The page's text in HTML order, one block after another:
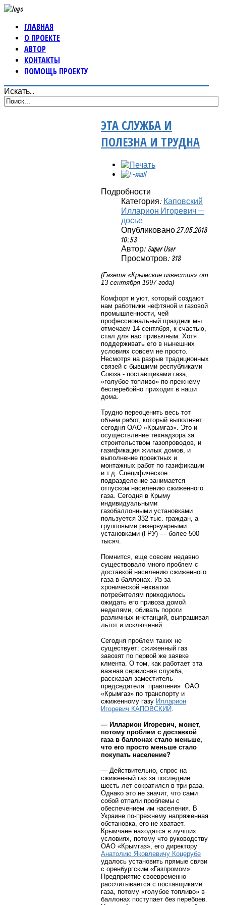
ГЛАВНАЯ
О ПРОЕКТЕ
АВТОР
КОНТАКТЫ
ПОМОЩЬ ПРОЕКТУ
Искать...
ЭТА СЛУЖБА И
ПОЛЕЗНА И ТРУДНА
Подробности
Категория: Каповский
Илларион Игоревич —
досье
Опубликовано 27.05.2018
10:53
Автор: Super User
Просмотров: 318
(Газета «Крымские известия» от
13 сентября 1997 года)
Комфорт и уют, который создают
нам работники нефтяной и газовой
промышленности, чей
профессиональный праздник мы
отмечаем 14 сентября, к счастью,
стал для нас привычным. Хотя
поддерживать его в нынешних
условиях совсем не просто.
Несмотря на разрыв традиционных
связей с бывшими республиками
Союза - поставщиками газа,
«голубое топливо» по-прежнему
бесперебойно приходит в наши
дома.
Трудно переоценить весь тот
объем работ, который выполняет
сегодня ОАО «Крымгаз». Это и
осуществление технадзора за
строительством газопроводов, и
газификация жилых домов, и
выполнение проектных и
монтажных работ по газификации
и т.д. Специфическое
подразделение занимается
отпуском населению сжиженного
газа. Сегодня в Крыму
индивидуальными
газобаллонными установками
пользуется 332 тыс. граждан, а
групповыми резервуарными
установками (ГРУ) — более 500
тысяч.
Помнится, еще совсем недавно
существовало много проблем с
доставкой населению сжиженного
газа в баллонах. Из-за
хронической нехватки
потребителям приходилось
ожидать его привоза домой
неделями, обивать пороги
различных инстанций, выпрашивая
льгот и исключений.
Сегодня проблем таких не
существует: сжиженный газ
завозят по первой же заявке
клиента. О том, как работает эта
важная сервисная служба,
рассказал заместитель
председателя правления ОАО
«Крымгаз» по транспорту и
сжиженному газу Илларион
Игоревич КАПОВСКИЙ
— Илларион Игоревич, может,
потому проблем с доставкой
газа в баллонах стало меньше,
что его просто меньше стало
покупать население?
— Действительно, спрос на
сжиженный газ за последние
шесть лет сократился в три раза.
Однако это не значит, что сами
собой отпали проблемы с
обеспечением им населения. В
Украине по-прежнему напряженная
обстановка, его не хватает.
Крымчане находятся в лучших
условиях, потому что руководству
ОАО «Крымгаз», его директору
Анатолию Яковлевичу Коцерубе
удалось установить прямые связи
с оренбургским «Газпромом».
Предприятие своевременно
рассчитывается с поставщиками
газа, потому «голубое топливо» в
баллонах поступает без перебоев.